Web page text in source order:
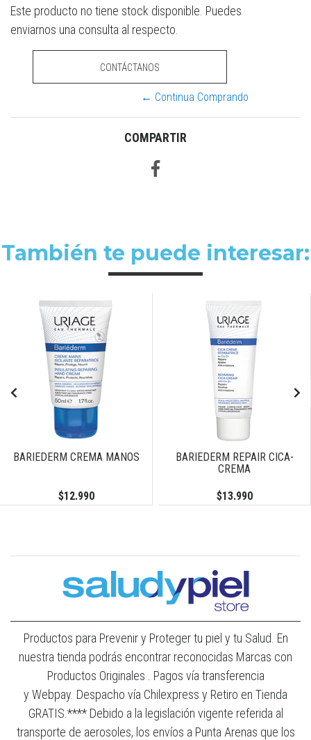
Este producto no tiene stock disponible. Puedes
enviarnos una consulta al respecto.
CONTÁCTANOS
← Continua Comprando
COMPARTIR
También te puede interesar:
BARIEDERM CREMA MANOS
$12.990
BARIEDERM REPAIR CICA-
CREMA
$13.990
Productos para Prevenir y Proteger tu piel y tu Salud. En
nuestra tienda podrás encontrar reconocidas Marcas con
Productos Originales . Pagos vía transferencia
y Webpay. Despacho vía Chilexpress y Retiro en Tienda
GRATIS.**** Debido a la legislación vigente referida al
transporte de aerosoles, los envíos a Punta Arenas que los